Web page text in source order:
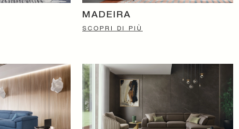
MADEIRA
SCOPRI DI PIÙ